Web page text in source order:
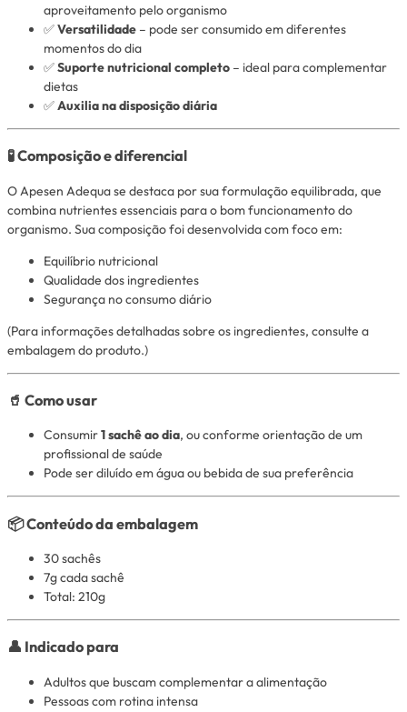
aproveitamento pelo organismo
✅Versatilidade – pode ser consumido em diferentes
momentos do dia
✅Suporte nutricional completo – ideal para complementar
dietas
✅Auxilia na disposição diária
🧪 Composição e diferencial
O Apesen Adequa se destaca por sua formulação equilibrada, que
combina nutrientes essenciais para o bom funcionamento do
organismo. Sua composição foi desenvolvida com foco em:
Equilíbrio nutricional
Qualidade dos ingredientes
Segurança no consumo diário
(Para informações detalhadas sobre os ingredientes, consulte a
embalagem do produto.)
🥤 Como usar
Consumir1 sachê ao dia, ou conforme orientação de um
profissional de saúde
Pode ser diluído em água ou bebida de sua preferência
📦 Conteúdo da embalagem
30 sachês
7g cada sachê
Total: 210g
👤 Indicado para
Adultos que buscam complementar a alimentação
Pessoas com rotina intensa